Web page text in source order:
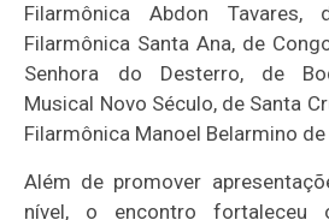
Filarmônica Abdon Tavares,
Filarmônica Santa Ana, de
Senhora do Desterro, de
Musical Novo Século, de Santa
Filarmônica Manoel Belarmino
Além de promover
nível, o encontro